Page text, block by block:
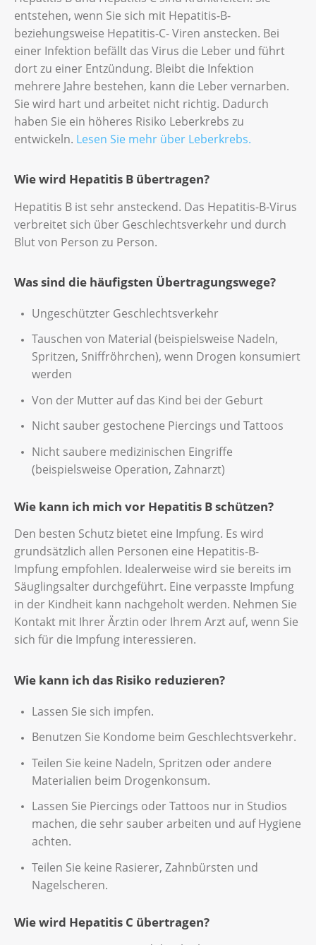
entstehen, wenn Sie sich mit Hepatitis-B-
beziehungsweise Hepatitis-C- Viren anstecken. Bei
einer Infektion befällt das Virus die Leber und führt
dort zu einer Entzündung. Bleibt die Infektion
mehrere Jahre bestehen, kann die Leber vernarben.
Sie wird hart und arbeitet nicht richtig. Dadurch
haben Sie ein höheres Risiko Leberkrebs zu
entwickeln. Lesen Sie mehr über Leberkrebs.
Wie wird Hepatitis B übertragen?
Hepatitis B ist sehr ansteckend. Das Hepatitis-B-Virus
verbreitet sich über Geschlechtsverkehr und durch
Blut von Person zu Person.
Was sind die häufigsten Übertragungswege?
Ungeschützter Geschlechtsverkehr
Tauschen von Material (beispielsweise Nadeln,
Spritzen, Sniffröhrchen), wenn Drogen konsumiert
werden
Von der Mutter auf das Kind bei der Geburt
Nicht sauber gestochene Piercings und Tattoos
Nicht saubere medizinischen Eingriffe
(beispielsweise Operation, Zahnarzt)
Wie kann ich mich vor Hepatitis B schützen?
Den besten Schutz bietet eine Impfung. Es wird
grundsätzlich allen Personen eine Hepatitis-B-
Impfung empfohlen. Idealerweise wird sie bereits im
Säuglingsalter durchgeführt. Eine verpasste Impfung
in der Kindheit kann nachgeholt werden. Nehmen Sie
Kontakt mit Ihrer Ärztin oder Ihrem Arzt auf, wenn Sie
sich für die Impfung interessieren.
Wie kann ich das Risiko reduzieren?
Lassen Sie sich impfen.
Benutzen Sie Kondome beim Geschlechtsverkehr.
Teilen Sie keine Nadeln, Spritzen oder andere
Materialien beim Drogenkonsum.
Lassen Sie Piercings oder Tattoos nur in Studios
machen, die sehr sauber arbeiten und auf Hygiene
achten.
Teilen Sie keine Rasierer, Zahnbürsten und
Nagelscheren.
Wie wird Hepatitis C übertragen?